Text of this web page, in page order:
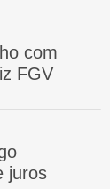
com
FGV
juros